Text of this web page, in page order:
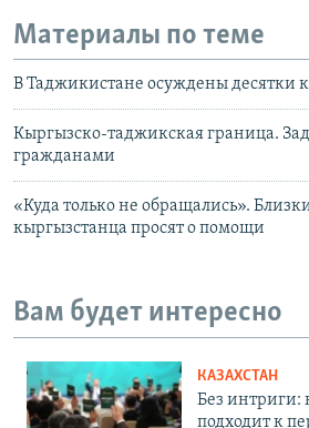
Материалы по теме
В Таджикистане осуждены десятки
Кыргызско-таджикская граница.
гражданами
«Куда только не обращались».
кыргызстанца просят о помощи
Вам будет интересно
КАЗАХСТАН
Без интриги:
подходит к